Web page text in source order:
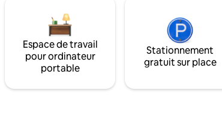
Espace de travail
pour ordinateur
portable
Stationnement
gratuit sur place